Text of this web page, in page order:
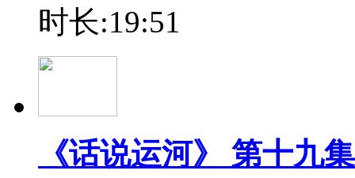
时长:19:51
《话说运河》 第十九